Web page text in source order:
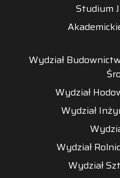
Studium
Wydział
Wydział
Wydział
Wydział
Wydział